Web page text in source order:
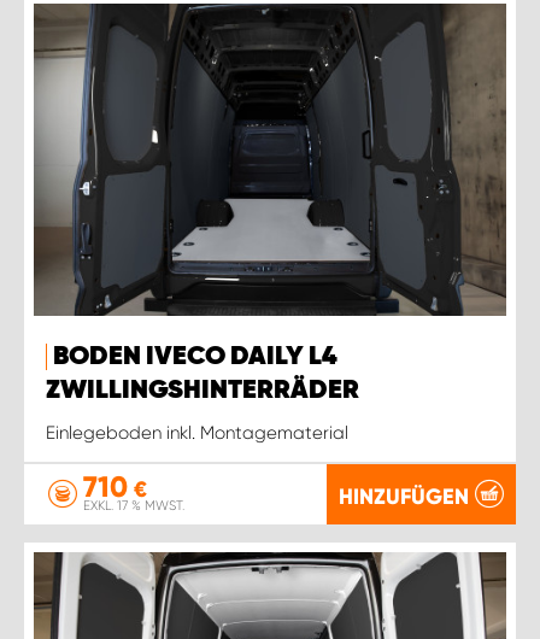
BODEN IVECO DAILY L4
ZWILLINGSHINTERRÄDER
Einlegeboden inkl. Montagematerial
710 €
EXKL. 17 % MWST. HINZUFÜGEN